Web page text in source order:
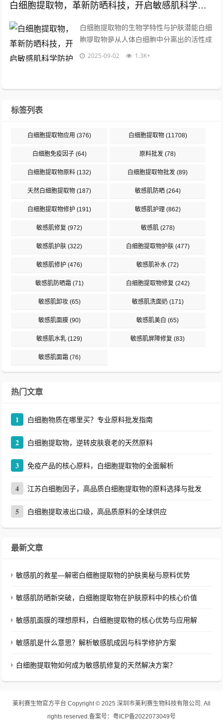
白细胞提取物，革新防晒科技，开启敏感肌科学防护新纪元
白细胞提取物的生物学特性与护肤潜能白细
胞提取物是从人体白细胞中分离出的活性成
分集合体，富含多种生物活性物质，包括抗
2025-09-02 1.3K+
标签列表
白细胞提取物应用 (376) 白细胞提取物(11708)
白细胞免疫因子(64) 原料批发 (78)
白细胞提取物原料 (132) 白细胞提取物批发 (89)
天然白细胞提取物 (187) 敏感肌防晒(264)
白细胞提取物修护 (191) 敏感肌护理(862)
敏感肌修复 (972) 敏感肌(278)
敏感肌护肤 (322) 白细胞提取物护肤(477)
敏感肌修护 (476) 敏感肌补水 (72)
敏感肌防晒霜(71) 白细胞提取物修复 (242)
敏感肌卸妆(65) 敏感肌洗面奶(171)
敏感肌面膜(90) 敏感肌美白 (65)
敏感肌水乳 (129) 敏感肌屏障修复 (83)
敏感肌面霜(76)
热门文章
1 白细胞物质在哪里买？专业原料批发指南
2 白细胞提取物，逆转皮肤衰老的天然原料
3 免疫产品的核心原料，白细胞提取物的全面解析
4 江苏白细胞因子，高品质白细胞提取物的原料选择与批发
5 白细胞提取液出口级，高品质原料的全球供应
最新文章
敏感肌的救星—解密白细胞提取物的护肤奥秘与原料优势
敏感肌防晒新突破，白细胞提取物在护肤原料中的核心价值
敏感肌面膜的理想原料，白细胞提取物的核心优势与应用解
敏感肌是什么意思？解析敏感肌成因与科学修护方案
白细胞提取物如何成为敏感肌修复的天然解决方案？
莱利赛生物官方平台 Copyright © 2025 深圳市莱利赛生物科技有限公司. All
rights reserved.备案号： 粤ICP备2022073049号